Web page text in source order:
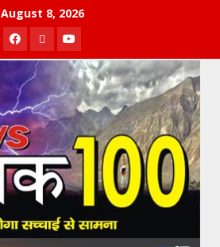
August 8, 2026
Facebook
TwitterYoutube